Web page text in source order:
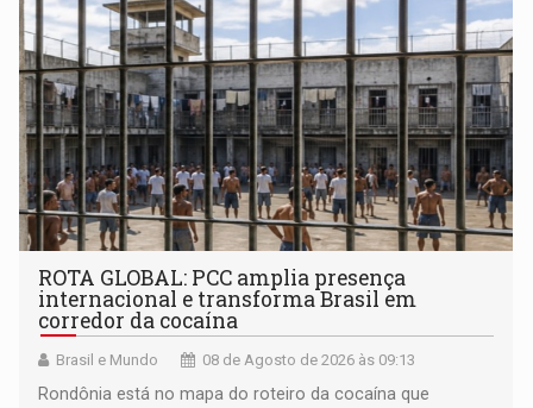
ROTA GLOBAL: PCC amplia presença
internacional e transforma Brasil em
corredor da cocaína
Brasil e Mundo 08 de Agosto de 2026 às 09:13
Rondônia está no mapa do roteiro da cocaína que